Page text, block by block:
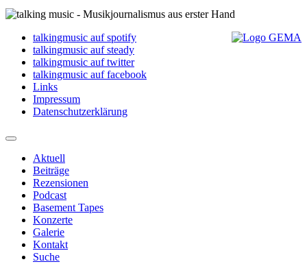
talkingmusic auf spotify
talkingmusic auf steady
talkingmusic auf twitter
talkingmusic auf facebook
Links
Impressum
Datenschutzerklärung
Aktuell
Beiträge
Rezensionen
Podcast
Basement Tapes
Konzerte
Galerie
Kontakt
Suche